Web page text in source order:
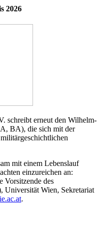
2026
schreibt erneut den Wilhelm-
BA), die sich mit der
mit einem Lebenslauf
einzureichen an:
Vorsitzende des
Universität Wien, Sekretariat
.